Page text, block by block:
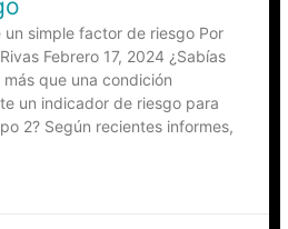
simple factor de riesgo Por
Febrero 17, 2024 ¿Sabías
que una condición
un indicador de riesgo para
2? Según recientes informes,